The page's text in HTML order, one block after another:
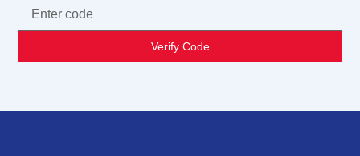
Verify Code